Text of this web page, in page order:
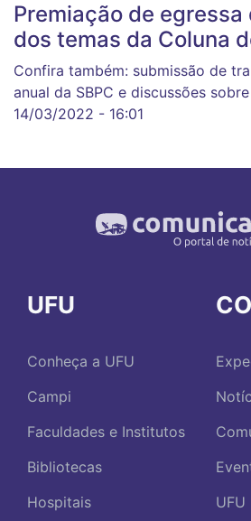
Premiação de egressa
dos temas da Coluna
Confira também: submissão de
anual da SBPC e discussões
14/03/2022 - 16:01
UFU
Conheça a UFU
Campi
Faculdades e Institutos
Bibliotecas
Hospitais
UFU